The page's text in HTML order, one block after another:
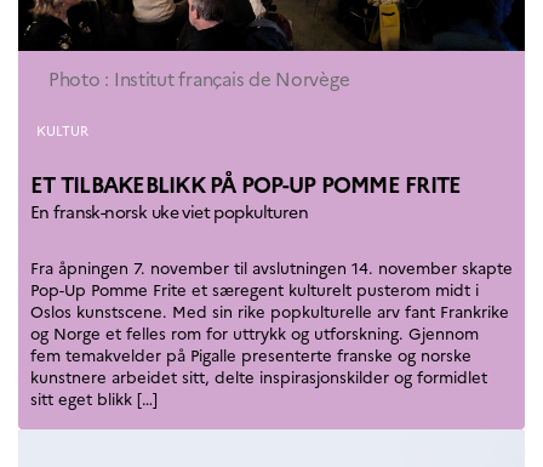
Photo : Institut français de Norvège
Kategorier
KULTUR
ET TILBAKEBLIKK PÅ POP-UP POMME FRITE
En fransk-norsk uke viet popkulturen
Fra åpningen 7. november til avslutningen 14. november skapte
Pop-Up Pomme Frite et særegent kulturelt pusterom midt i
Oslos kunstscene. Med sin rike popkulturelle arv fant Frankrike
og Norge et felles rom for uttrykk og utforskning. Gjennom
fem temakvelder på Pigalle presenterte franske og norske
kunstnere arbeidet sitt, delte inspirasjonskilder og formidlet
sitt eget blikk […]